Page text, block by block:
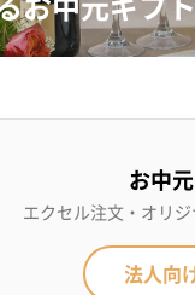
お中
エクセル注文・オリ
法人向